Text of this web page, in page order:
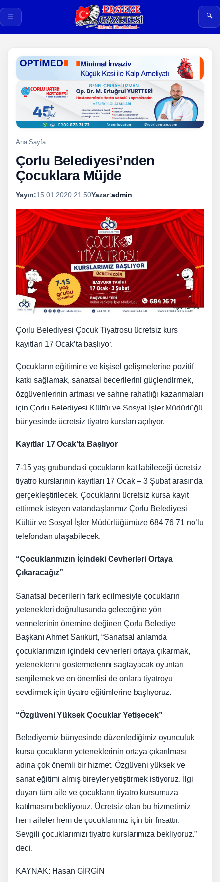
☰ 🔍
Ana Sayfa
Çorlu Belediyesi’nden
Çocuklara Müjde
Yayın:15.01.2020 21:50Yazar:admin
Çorlu Belediyesi Çocuk Tiyatrosu ücretsiz kurs
kayıtları 17 Ocak’ta başlıyor.
Çocukların eğitimine ve kişisel gelişmelerine pozitif
katkı sağlamak, sanatsal becerilerini güçlendirmek,
özgüvenlerinin artması ve sahne rahatlığı kazanmaları
için Çorlu Belediyesi Kültür ve Sosyal İşler Müdürlüğü
bünyesinde ücretsiz tiyatro kursları açılıyor.
Kayıtlar 17 Ocak’ta Başlıyor
7-15 yaş grubundaki çocukların katılabileceği ücretsiz
tiyatro kurslarının kayıtları 17 Ocak – 3 Şubat arasında
gerçekleştirilecek. Çocuklarını ücretsiz kursa kayıt
ettirmek isteyen vatandaşlarımız Çorlu Belediyesi
Kültür ve Sosyal İşler Müdürlüğümüze 684 76 71 no’lu
telefondan ulaşabilecek.
“Çocuklarımızın İçindeki Cevherleri Ortaya
Çıkaracağız”
Sanatsal becerilerin fark edilmesiyle çocukların
yetenekleri doğrultusunda geleceğine yön
vermelerinin önemine değinen Çorlu Belediye
Başkanı Ahmet Sarıkurt, “Sanatsal anlamda
çocuklarımızın içindeki cevherleri ortaya çıkarmak,
yeteneklerini göstermelerini sağlayacak oyunları
sergilemek ve en önemlisi de onlara tiyatroyu
sevdirmek için tiyatro eğitimlerine başlıyoruz.
“Özgüveni Yüksek Çocuklar Yetişecek”
Belediyemiz bünyesinde düzenlediğimiz oyunculuk
kursu çocukların yeteneklerinin ortaya çıkarılması
adına çok önemli bir hizmet. Özgüveni yüksek ve
sanat eğitimi almış bireyler yetiştirmek istiyoruz. İlgi
duyan tüm aile ve çocukların tiyatro kursumuza
katılmasını bekliyoruz. Ücretsiz olan bu hizmetimiz
hem aileler hem de çocuklarımız için bir fırsattır.
Sevgili çocuklarımızı tiyatro kurslarımıza bekliyoruz.”
dedi.
KAYNAK: Hasan GİRGİN